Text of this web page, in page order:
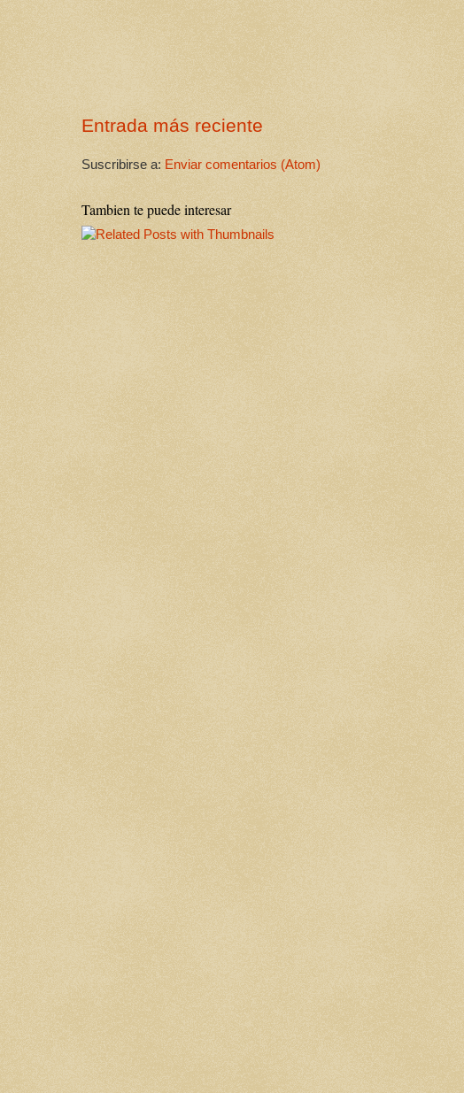
Entrada más reciente
Suscribirse a: Enviar comentarios (Atom)
Tambien te puede interesar